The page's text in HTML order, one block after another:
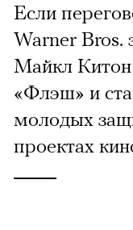
Если
Warner Bros.
Майкл Китон
«Флэш» и
молодых
проектах